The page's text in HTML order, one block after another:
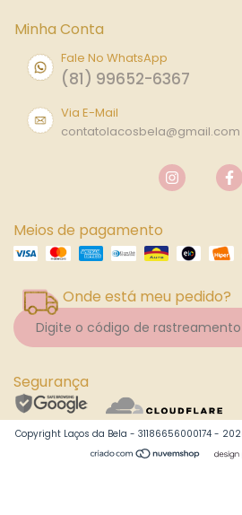
Minha Conta
Fale No WhatsApp
(81) 99652-6367
Via E-Mail
contatolacosbela@gmail.com
Meios de pagamento
Onde está meu pedido?
Segurança
Copyright Laços da Bela - 31186656000174 -